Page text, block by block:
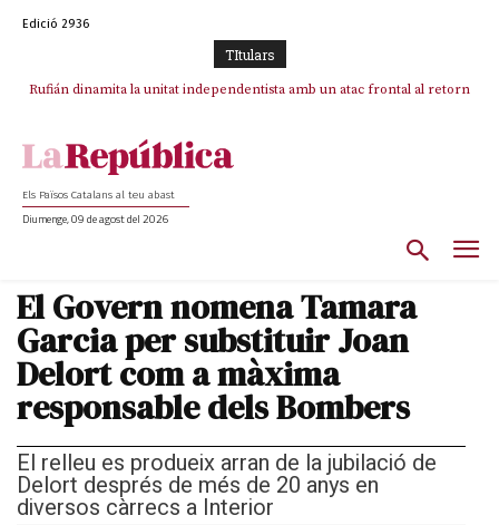
Edició 2936
TItulars
Rufián dinamita la unitat independentista amb un atac frontal al retorn
Puigdemont reivindica la transparència del seu retorn i manté el pols
Els Països Catalans al teu abast
Diumenge, 09 de agost del 2026
El Govern nomena Tamara
Garcia per substituir Joan
Delort com a màxima
responsable dels Bombers
El relleu es produeix arran de la jubilació de
Delort després de més de 20 anys en
diversos càrrecs a Interior